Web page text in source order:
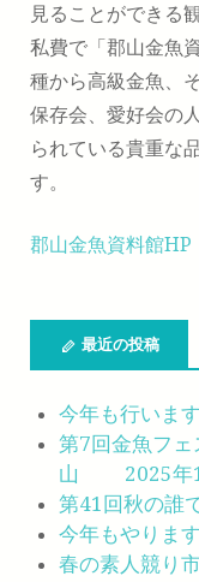
見ることができる
私費で「郡山金魚
種から高級金魚、
保存会、愛好会の
られている貴重な
す。
郡山金魚資料館HP
最近の投稿
今年も行います
第7回金魚フェ
山 2025年
第41回秋の誰
今年もやりま
春の素人競り